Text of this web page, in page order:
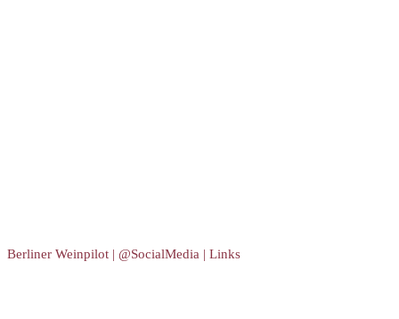
Berliner Weinpilot | @SocialMedia | Links